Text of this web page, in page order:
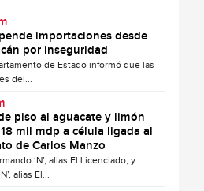
importaciones desde
por inseguridad
de Estado informó que las
del...
piso al aguacate y limón
mil mdp a célula ligada al
de Carlos Manzo
‘N’, alias El Licenciado, y
alias El...